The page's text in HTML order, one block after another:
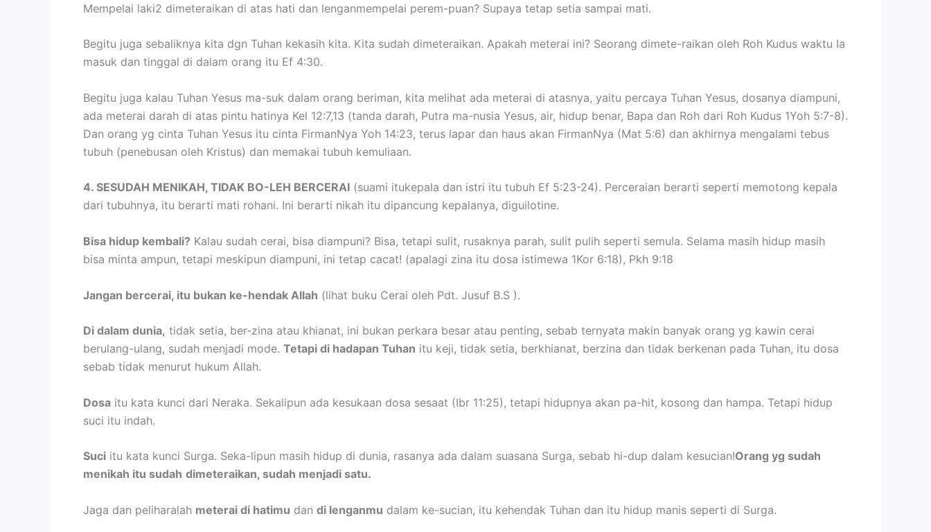
Mempelai laki2 dimeteraikan di atas hati dan lenganmempelai perem-puan? Supaya tetap setia sampai mati.
Begitu juga sebaliknya kita dgn Tuhan kekasih kita. Kita sudah dimeteraikan. Apakah meterai ini? Seorang dimete-raikan oleh Roh Kudus waktu Ia
masuk dan tinggal di dalam orang itu Ef 4:30.
Begitu juga kalau Tuhan Yesus ma-suk dalam orang beriman, kita melihat ada meterai di atasnya, yaitu percaya Tuhan Yesus, dosanya diampuni,
ada meterai darah di atas pintu hatinya Kel 12:7,13 (tanda darah, Putra ma-nusia Yesus, air, hidup benar, Bapa dan Roh dari Roh Kudus 1Yoh 5:7-8).
Dan orang yg cinta Tuhan Yesus itu cinta FirmanNya Yoh 14:23, terus lapar dan haus akan FirmanNya (Mat 5:6) dan akhirnya mengalami tebus
tubuh (penebusan oleh Kristus) dan memakai tubuh kemuliaan.
4. SESUDAH MENIKAH, TIDAK BO-LEH BERCERAI (suami itukepala dan istri itu tubuh Ef 5:23-24). Perceraian berarti seperti memotong kepala
dari tubuhnya, itu berarti mati rohani. Ini berarti nikah itu dipancung kepalanya, diguilotine.
Bisa hidup kembali? Kalau sudah cerai, bisa diampuni? Bisa, tetapi sulit, rusaknya parah, sulit pulih seperti semula. Selama masih hidup masih
bisa minta ampun, tetapi meskipun diampuni, ini tetap cacat! (apalagi zina itu dosa istimewa 1Kor 6:18), Pkh 9:18
Jangan bercerai, itu bukan ke-hendak Allah (lihat buku Cerai oleh Pdt. Jusuf B.S ).
Di dalam dunia, tidak setia, ber-zina atau khianat, ini bukan perkara besar atau penting, sebab ternyata makin banyak orang yg kawin cerai
berulang-ulang, sudah menjadi mode. Tetapi di hadapan Tuhan itu keji, tidak setia, berkhianat, berzina dan tidak berkenan pada Tuhan, itu dosa
sebab tidak menurut hukum Allah.
Dosa itu kata kunci dari Neraka. Sekalipun ada kesukaan dosa sesaat (Ibr 11:25), tetapi hidupnya akan pa-hit, kosong dan hampa. Tetapi hidup
suci itu indah.
Suci itu kata kunci Surga. Seka-lipun masih hidup di dunia, rasanya ada dalam suasana Surga, sebab hi-dup dalam kesucian!Orang yg sudah
menikah itu sudah dimeteraikan, sudah menjadi satu.
Jaga dan peliharalah meterai di hatimu dan di lenganmu dalam ke-sucian, itu kehendak Tuhan dan itu hidup manis seperti di Surga.